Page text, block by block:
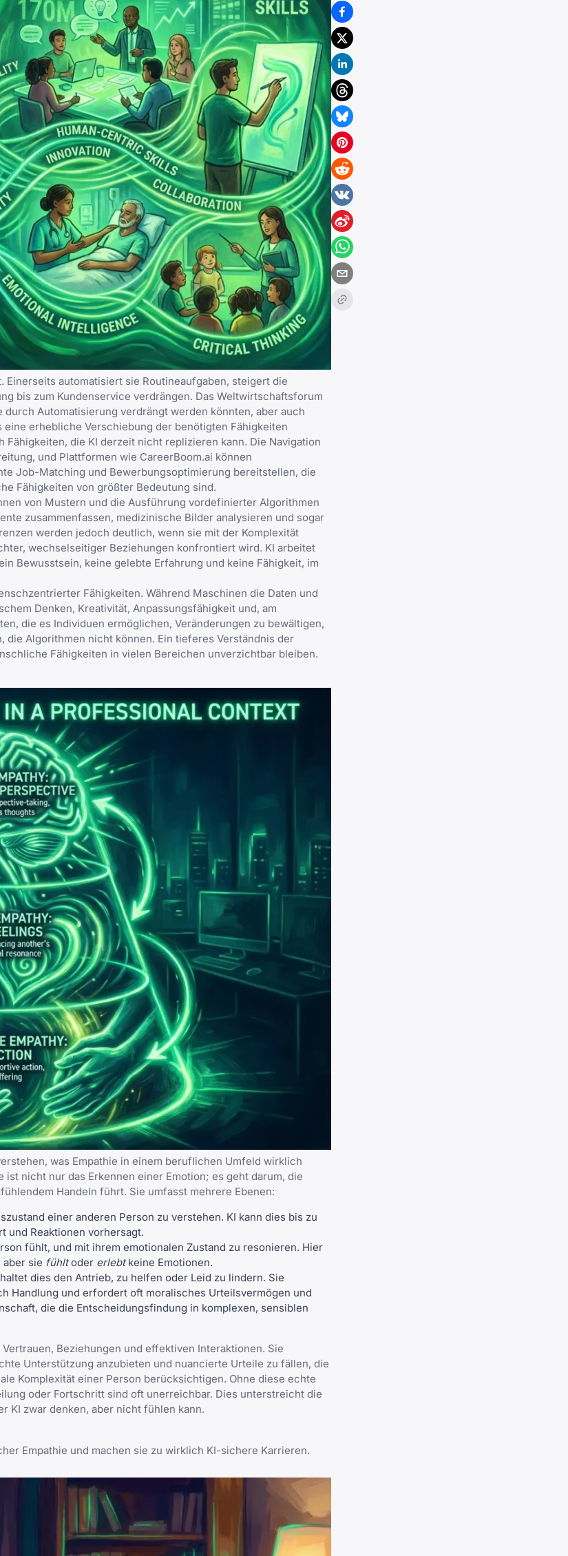
automatisiert sie Routineaufgaben, steigert die
bis zum Kundenservice verdrängen. Das Weltwirtschaftsforum
Automatisierung verdrängt werden könnten, aber auch
erhebliche Verschiebung der benötigten Fähigkeiten
die KI derzeit nicht replizieren kann. Die Navigation
und Plattformen wie CareerBoom.ai können
Job-Matching und Bewerbungsoptimierung bereitstellen, die
Fähigkeiten von größter Bedeutung sind.
von Mustern und die Ausführung vordefinierter Algorithmen
zusammenfassen, medizinische Bilder analysieren und sogar
werden jedoch deutlich, wenn sie mit der Komplexität
wechselseitiger Beziehungen konfrontiert wird. KI arbeitet
Bewusstsein, keine gelebte Erfahrung und keine Fähigkeit, im
Fähigkeiten. Während Maschinen die Daten und
Denken, Kreativität, Anpassungsfähigkeit und, am
die es Individuen ermöglichen, Veränderungen zu bewältigen,
Algorithmen nicht können. Ein tieferes Verständnis der
Fähigkeiten in vielen Bereichen unverzichtbar bleiben.
was Empathie in einem beruflichen Umfeld wirklich
nicht nur das Erkennen einer Emotion; es geht darum, die
Handeln führt. Sie umfasst mehrere Ebenen:
einer anderen Person zu verstehen. KI kann dies bis zu
und Reaktionen vorhersagt.
fühlt, und mit ihrem emotionalen Zustand zu resonieren. Hier
aber sie fühltoder erlebtkeine Emotionen.
dies den Antrieb, zu helfen oder Leid zu lindern. Sie
Handlung und erfordert oft moralisches Urteilsvermögen und
die die Entscheidungsfindung in komplexen, sensiblen
Beziehungen und effektiven Interaktionen. Sie
Unterstützung anzubieten und nuancierte Urteile zu fällen, die
Komplexität einer Person berücksichtigen. Ohne diese echte
oder Fortschritt sind oft unerreichbar. Dies unterstreicht die
KI zwar denken, aber nicht fühlen kann.
Empathie und machen sie zu wirklich KI-sichere Karrieren.